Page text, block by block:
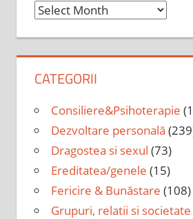
Arhiva
CATEGORII
Consiliere&Psihoterapie
Dezvoltare personală
Dragostea si sexul (73)
Ereditatea/genele (15)
Fericire & Bunăstare (108)
Grupuri, relatii si societate